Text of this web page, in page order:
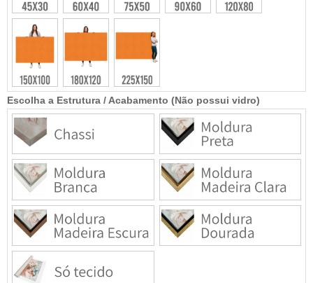
Escolha a Estrutura / Acabamento (Não possui vidro)